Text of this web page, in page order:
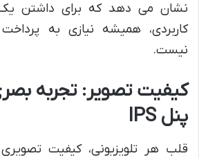
نشان می دهد که برای داشتن یک
کاربردی، همیشه نیازی به
نیست.
پنل IPS
قلب هر تلویزیونی، کیفیت